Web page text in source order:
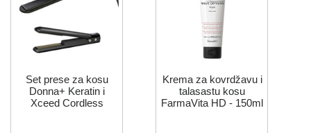
Set prese za kosu
Donna+ Keratin i
Xceed Cordless
Krema za kovrdžavu i
talasastu kosu
FarmaVita HD - 150ml